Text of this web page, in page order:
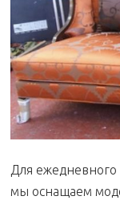
Для ежедневного
мы оснащаем